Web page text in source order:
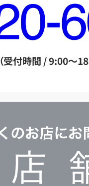
（受付時間 / 9:00～